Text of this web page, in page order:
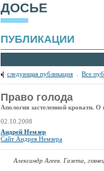
ДОСЬЕ
ПУБЛИКАЦИИ
следующая публикация Все
Право голода
Апология застеленной кровати. О
02.10.2008
Андрей Немзер
Сайт Андрея Немзера
Александр Агеев. Газета,